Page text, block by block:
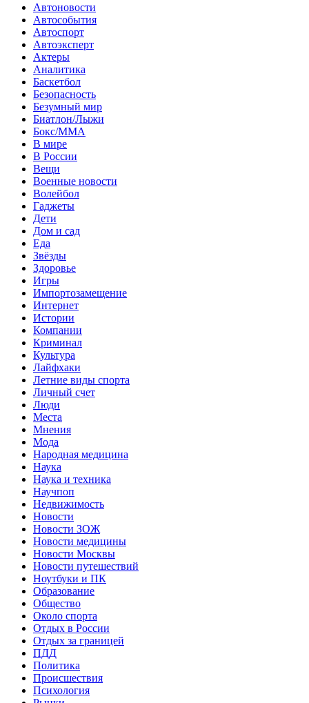
Автоновости
Автособытия
Автоспорт
Автоэксперт
Актеры
Аналитика
Баскетбол
Безопасность
Безумный мир
Биатлон/Лыжи
Бокс/MMA
В мире
В России
Вещи
Военные новости
Волейбол
Гаджеты
Дети
Дом и сад
Еда
Звёзды
Здоровье
Игры
Импортозамещение
Интернет
Истории
Компании
Криминал
Культура
Лайфхаки
Летние виды спорта
Личный счет
Люди
Места
Мнения
Мода
Народная медицина
Наука
Наука и техника
Научпоп
Недвижимость
Новости
Новости ЗОЖ
Новости медицины
Новости Москвы
Новости путешествий
Ноутбуки и ПК
Образование
Общество
Около спорта
Отдых в России
Отдых за границей
ПДД
Политика
Происшествия
Психология